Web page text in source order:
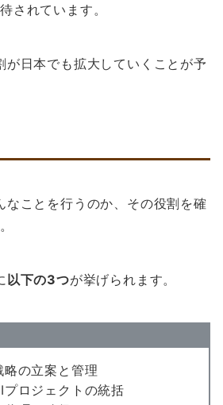
されています。
が日本でも拡大していくことが予
なことを行うのか、その役割を確
以下の3つが挙げられます。
の立案と管理
ロジェクトの統括